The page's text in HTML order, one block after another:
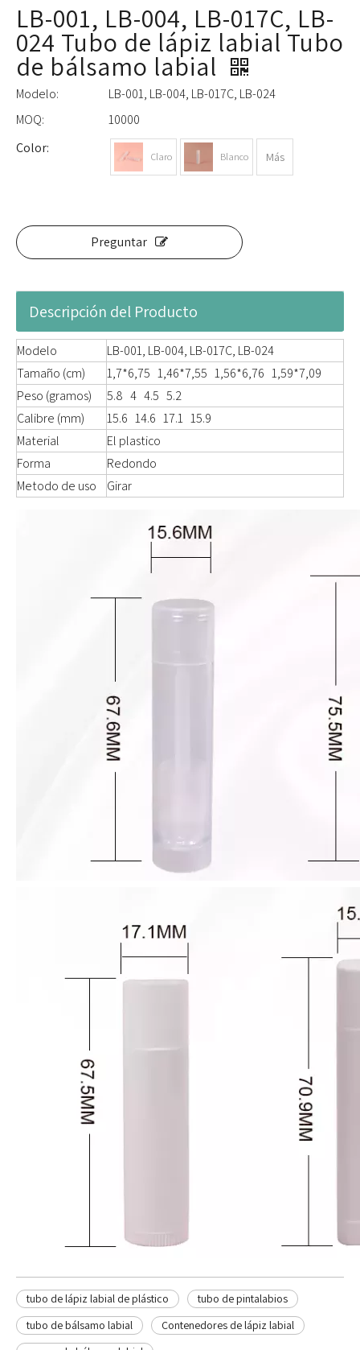
LB-001, LB-004, LB-017C, LB-
024 Tubo de lápiz labial Tubo
de bálsamo labial
Modelo:
LB-001, LB-004, LB-017C, LB-024
MOQ:
10000
Color:
Claro Blanco Más
Preguntar
Descripción del Producto
Modelo
LB-001, LB-004, LB-017C, LB-024
Tamaño (cm)
1,7*6,75 1,46*7,55 1,56*6,76 1,59*7,09
Peso (gramos)
5.8 4 4.5 5.2
Calibre (mm)
15.6 14.6 17.1 15.9
Material
El plastico
Forma
Redondo
Metodo de uso
Girar
tubo de lápiz labial de plástico
tubo de pintalabios
tubo de bálsamo labial
Contenedores de lápiz labial